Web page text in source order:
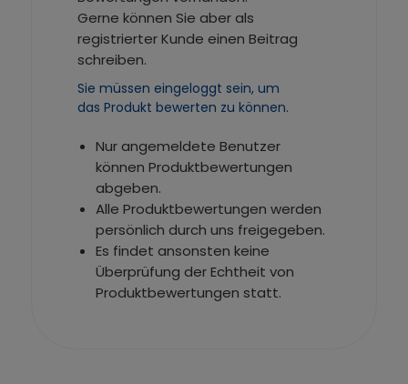
Gerne können Sie aber als
registrierter Kunde einen Beitrag
schreiben.
Sie müssen eingeloggt sein, um
das Produkt bewerten zu können.
Nur angemeldete Benutzer
können Produktbewertungen
abgeben.
Alle Produktbewertungen werden
persönlich durch uns freigegeben.
Es findet ansonsten keine
Überprüfung der Echtheit von
Produktbewertungen statt.